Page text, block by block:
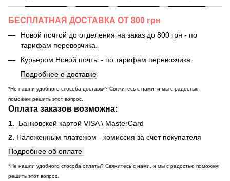
БЕСПЛАТНАЯ ДОСТАВКА ОТ 800 грн
Новой почтой до отделения на заказ до 800 грн - по
тарифам перевозчика.
Курьером Новой почты - по тарифам перевозчика.
Подробнее о доставке
*Не нашли удобного способа доставки? Свяжитесь с нами, и мы с радостью
поможем решить этот вопрос.
Оплата заказов возможна:
1. Банковской картой VISA \ MasterCard
2. Наложенным платежом - комиссия за счет покупателя
Подробнее об оплате
*Не нашли удобного способа оплаты? Свяжитесь с нами, и мы с радостью поможем
решить этот вопрос.